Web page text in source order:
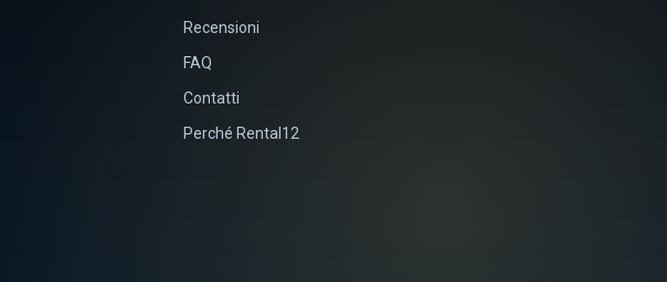
Recensioni
FAQ
Contatti
Perché Rental12